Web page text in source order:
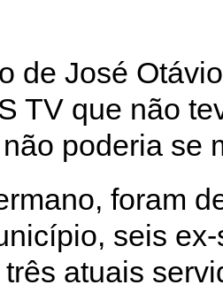
de José
TV que não
poderia se
foram
seis
atuais